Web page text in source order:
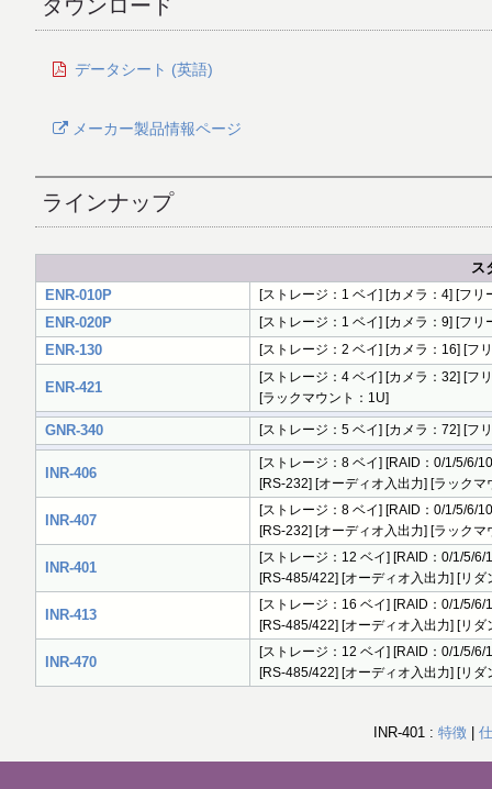
ダウンロード
データシート (英語)
メーカー製品情報ページ
ラインナップ
ス
ENR-010P
[ストレージ：1 ベイ] [カメラ：4] [フ
ENR-020P [ストレージ：1 ベイ] [カメラ：9] [フ
ENR-130 [ストレージ：2 ベイ] [カメラ：16] [フ
ENR-421
[ストレージ：4 ベイ] [カメラ：32] [フ
[ラックマウント：1U]
GNR-340 [ストレージ：5 ベイ] [カメラ：72] [フ
INR-406
[ストレージ：8 ベイ] [RAID：0/1/5/6/
[RS-232] [オーディオ入出力] [ラックマ
INR-407
[ストレージ：8 ベイ] [RAID：0/1/5/6/
[RS-232] [オーディオ入出力] [ラックマ
INR-401
[ストレージ：12 ベイ] [RAID：0/1/5/
[RS-485/422] [オーディオ入出力] [リ
INR-413
[ストレージ：16 ベイ] [RAID：0/1/5/
[RS-485/422] [オーディオ入出力] [リ
INR-470
[ストレージ：12 ベイ] [RAID：0/1/5/
[RS-485/422] [オーディオ入出力] [リ
INR-401 : 特徴